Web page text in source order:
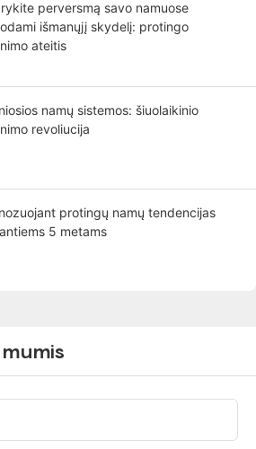
perversmą savo namuose
išmanųjį skydelį: protingo
ateitis
namų sistemos: šiuolaikinio
revoliucija
protingų namų tendencijas
5 metams